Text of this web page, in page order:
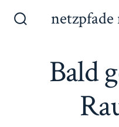
Inhalt
Bald